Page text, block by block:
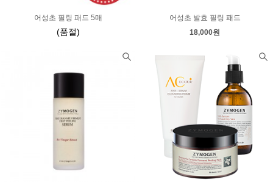
어성초 필링 패드 5매
(품절)
어성초 발효 필링 패드
18,000원